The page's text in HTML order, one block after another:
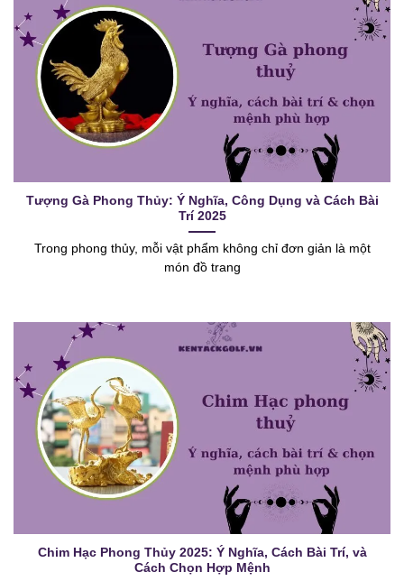
Tượng Gà Phong Thủy: Ý Nghĩa, Công Dụng và Cách Bài
Trí 2025
Trong phong thủy, mỗi vật phẩm không chỉ đơn giản là một
món đồ trang
Chim Hạc Phong Thủy 2025: Ý Nghĩa, Cách Bài Trí, và
Cách Chọn Hợp Mệnh